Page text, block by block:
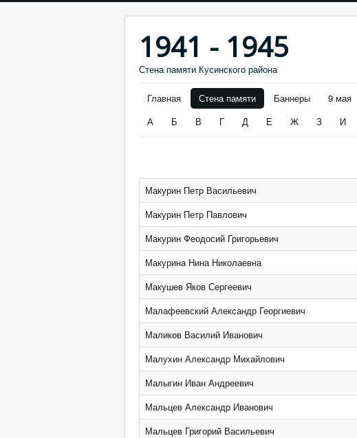
1941 - 1945
Стена памяти Кусинского района
Главная Стена памяти Баннеры 9 мая
А
Б В Г Д Е Ж З И
Макурин Петр Васильевич
Макурин Петр Павлович
Макурин Феодосий Григорьевич
Макурина Нина Николаевна
Макушев Яков Сергеевич
Малафеевский Александр Георгиевич
Маликов Василий Иванович
Малухин Александр Михайлович
Малыгин Иван Андреевич
Мальцев Александр Иванович
Мальцев Григорий Васильевич